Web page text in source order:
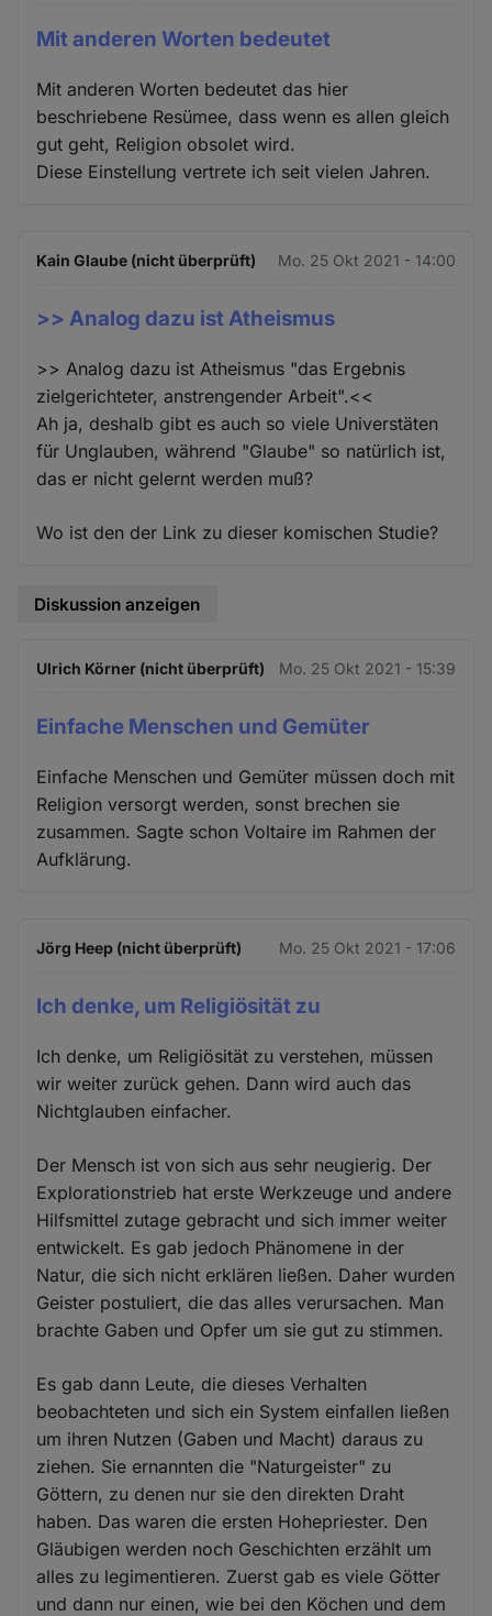
Mit anderen Worten bedeutet
Mit anderen Worten bedeutet das hier
beschriebene Resümee, dass wenn es allen gleich
gut geht, Religion obsolet wird.
Diese Einstellung vertrete ich seit vielen Jahren.
Kain Glaube (nicht überprüft) Mo. 25 Okt 2021 - 14:00
>> Analog dazu ist Atheismus
>> Analog dazu ist Atheismus "das Ergebnis
zielgerichteter, anstrengender Arbeit".<<
Ah ja, deshalb gibt es auch so viele Universtäten
für Unglauben, während "Glaube" so natürlich ist,
das er nicht gelernt werden muß?
Wo ist den der Link zu dieser komischen Studie?
Diskussion anzeigen
Ulrich Körner (nicht überprüft) Mo. 25 Okt 2021 - 15:39
Einfache Menschen und Gemüter
Einfache Menschen und Gemüter müssen doch mit
Religion versorgt werden, sonst brechen sie
zusammen. Sagte schon Voltaire im Rahmen der
Aufklärung.
Jörg Heep (nicht überprüft) Mo. 25 Okt 2021 - 17:06
Ich denke, um Religiösität zu
Ich denke, um Religiösität zu verstehen, müssen
wir weiter zurück gehen. Dann wird auch das
Nichtglauben einfacher.
Der Mensch ist von sich aus sehr neugierig. Der
Explorationstrieb hat erste Werkzeuge und andere
Hilfsmittel zutage gebracht und sich immer weiter
entwickelt. Es gab jedoch Phänomene in der
Natur, die sich nicht erklären ließen. Daher wurden
Geister postuliert, die das alles verursachen. Man
brachte Gaben und Opfer um sie gut zu stimmen.
Es gab dann Leute, die dieses Verhalten
beobachteten und sich ein System einfallen ließen
um ihren Nutzen (Gaben und Macht) daraus zu
ziehen. Sie ernannten die "Naturgeister" zu
Göttern, zu denen nur sie den direkten Draht
haben. Das waren die ersten Hohepriester. Den
Gläubigen werden noch Geschichten erzählt um
alles zu legimentieren. Zuerst gab es viele Götter
und dann nur einen, wie bei den Köchen und dem